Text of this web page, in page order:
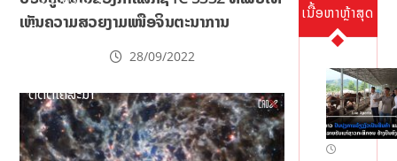
Events
ຕິດຕໍ່ໂຄສະນາ
ເຫັນຄວາມສວຍງາມເໜືອຈິນຕະນາການ
28/09/2022
ເນື້ອຫາຫຼ້າສຸດ